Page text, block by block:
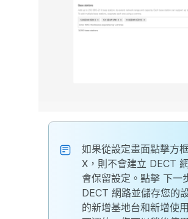
如果從設定畫面點擊方
X，則不會建立 DECT
會保留設定。點擊 下一
DECT 網路並儲存您的
的新增基地台和新增使